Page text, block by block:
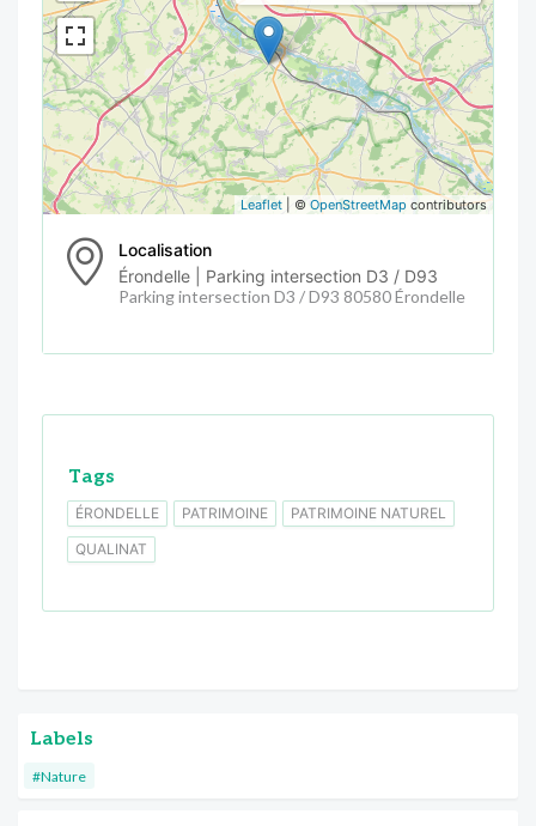
Leaflet | © OpenStreetMap contributors
Localisation
Érondelle | Parking intersection D3 / D93
Parking intersection D3 / D93 80580 Érondelle
Tags
ÉRONDELLE PATRIMOINE
PATRIMOINE NATUREL
QUALINAT
Labels
#Nature